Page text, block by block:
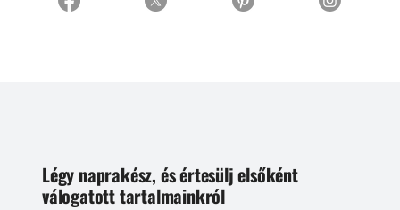
Légy naprakész, és értesülj elsőként
válogatott tartalmainkról